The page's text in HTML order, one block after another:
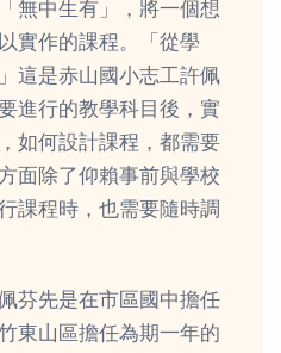
無中生有」，將一個想
實作的課程。「從學
這是赤山國小志工許佩
進行的教學科目後，實
如何設計課程，都需要
面除了仰賴事前與學校
課程時，也需要隨時調
芬先是在市區國中擔任
東山區擔任為期一年的